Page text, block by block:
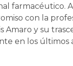
farmacéutico.
con la
Amaro y su
en los últimos